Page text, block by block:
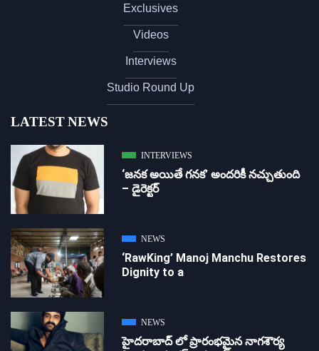
Exclusives
Videos
Interviews
Studio Round Up
LATEST NEWS
INTERVIEWS
‘జ‌న‌క అయితే గ‌న‌క‌’ అందరికీ నచ్చుతుంది
– డైరెక్ట‌ర్
NEWS
‘RawKing’ Manoj Manchu Restores
Dignity to a
NEWS
హైదరాబాద్ లో ప్రారంభమైన నాగశౌర్య